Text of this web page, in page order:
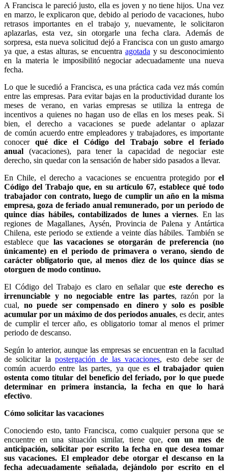
A Francisca le pareció justo, ella es joven y no tiene hijos. Una vez
en marzo, le explicaron que, debido al periodo de vacaciones, hubo
retrasos importantes en el trabajo y, nuevamente, le solicitaron
aplazarlas, esta vez, sin otorgarle una fecha clara. Además de
sorpresa, esta nueva solicitud dejó a Francisca con un gusto amargo
ya que, a estas alturas, se encuentra agotada y su desconocimiento
en la materia le imposibilitó negociar adecuadamente una nueva
fecha.
Lo que le sucedió a Francisca, es una práctica cada vez más común
entre las empresas. Para evitar bajas en la productividad durante los
meses de verano, en varias empresas se utiliza la entrega de
incentivos a quienes no hagan uso de ellas en los meses peak. Si
bien, el derecho a vacaciones se puede adelantar o aplazar
de común acuerdo entre empleadores y trabajadores, es importante
conocer qué dice el Código del Trabajo sobre el feriado
anual (vacaciones), para tener la capacidad de negociar este
derecho, sin quedar con la sensación de haber sido pasados a llevar.
En Chile, el derecho a vacaciones se encuentra protegido por el
Código del Trabajo que, en su artículo 67, establece qué todo
trabajador con contrato, luego de cumplir un año en la misma
empresa, goza de feriado anual remunerado, por un periodo de
quince días hábiles, contabilizados de lunes a viernes. En las
regiones de Magallanes, Aysén, Provincia de Palena y Antártica
Chilena, este periodo se extiende a veinte días hábiles. También se
establece que las vacaciones se otorgarán de preferencia (no
únicamente) en el periodo de primavera o verano, siendo de
carácter obligatorio que, al menos diez de los quince días se
otorguen de modo continuo.
El Código del Trabajo es claro en señalar queeste derecho es
irrenunciable y no negociable entre las partes, razón por la
cual, no puede ser compensado en dinero y solo es posible
acumular por un máximo de dos periodos anuales, es decir, antes
de cumplir el tercer año, es obligatorio tomar al menos el primer
periodo de descanso.
Según lo anterior, aunque las empresas se encuentran en la facultad
de solicitar lapostergación de las vacaciones, esto debe ser de
común acuerdo entre las partes, ya que es el trabajador quien
ostenta como titular del beneficio del feriado, por lo que puede
determinar en primera instancia, la fecha en que lo hará
efectivo.
Cómo solicitar las vacaciones
Conociendo esto, tanto Francisca, como cualquier persona que se
encuentre en una situación similar, tiene que, con un mes de
anticipación, solicitar por escrito la fecha en que desea tomar
sus vacaciones. El empleador debe otorgar el descanso en la
fecha adecuadamente señalada, dejándolo por escrito en el